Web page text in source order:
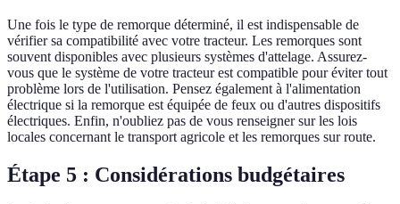
Une fois le type de remorque déterminé, il est indispensable de
vérifier sa compatibilité avec votre tracteur. Les remorques sont
souvent disponibles avec plusieurs systèmes d'attelage. Assurez-
vous que le système de votre tracteur est compatible pour éviter tout
problème lors de l'utilisation. Pensez également à l'alimentation
électrique si la remorque est équipée de feux ou d'autres dispositifs
électriques. Enfin, n'oubliez pas de vous renseigner sur les lois
locales concernant le transport agricole et les remorques sur route.
Étape 5 : Considérations budgétaires